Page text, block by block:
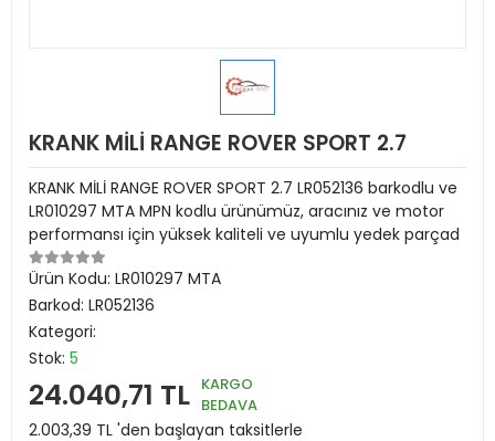
KRANK MİLİ RANGE ROVER SPORT 2.7
KRANK MİLİ RANGE ROVER SPORT 2.7 LR052136 barkodlu ve
LR010297 MTA MPN kodlu ürünümüz, aracınız ve motor
performansı için yüksek kaliteli ve uyumlu yedek parçad
Ürün Kodu: LR010297 MTA
Barkod: LR052136
Kategori:
Stok: 5
24.040,71 TL KARGO
BEDAVA
2.003,39 TL 'den başlayan taksitlerle